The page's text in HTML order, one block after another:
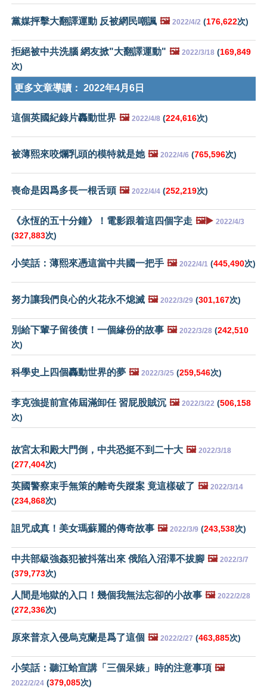
黨媒抨擊大翻譯運動 反被網民嘲諷 🖼️ 2022/4/2 (176,622次)
拒絕被中共洗腦 網友掀"大翻譯運動" 🖼️ 2022/3/18 (169,849
次)
更多文章導讀： 2022年4月6日
這個英國紀錄片轟動世界 🖼️ 2022/4/8 (224,616次)
被薄熙來咬爛乳頭的模特就是她 🖼️ 2022/4/6 (765,596次)
喪命是因爲多長一根舌頭 🖼️ 2022/4/4 (252,219次)
《永恆的五十分鐘》！電影跟着這四個字走 🖼️▶️ 2022/4/3
(327,883次)
小笑話：薄熙來憑這當中共國一把手 🖼️ 2022/4/1 (445,490次)
努力讓我們良心的火花永不熄滅 🖼️ 2022/3/29 (301,167次)
別給下輩子留後債！一個緣份的故事 🖼️ 2022/3/28 (242,510
次)
科學史上四個轟動世界的夢 🖼️ 2022/3/25 (259,546次)
李克強提前宣佈屆滿卸任 習屁股賊沉 🖼️ 2022/3/22 (506,158
次)
故宮太和殿大門倒，中共恐挺不到二十大 🖼️ 2022/3/18
(277,404次)
英國警察束手無策的離奇失蹤案 竟這樣破了 🖼️ 2022/3/14
(234,868次)
詛咒成真！美女瑪蘇麗的傳奇故事 🖼️ 2022/3/9 (243,538次)
中共部級強姦犯被抖落出來 俄陷入沼澤不拔腳 🖼️ 2022/3/7
(379,773次)
人間是地獄的入口！幾個我無法忘卻的小故事 🖼️ 2022/2/28
(272,336次)
原來普京入侵烏克蘭是爲了這個 🖼️ 2022/2/27 (463,885次)
小笑話：聽江蛤宣講「三個呆婊」時的注意事項 🖼️
2022/2/24 (379,085次)